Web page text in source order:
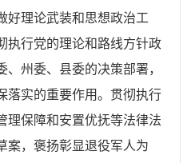
好理论武装和思想政治工
执行党的理论和路线方针政
州委、县委的决策部署，
落实的重要作用。贯彻执行
理保障和安置优抚等法律法
案，褒扬彰显退役军人为